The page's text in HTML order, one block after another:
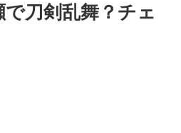
刀剣乱舞？チェ